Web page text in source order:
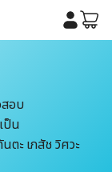
อบ
ป็น
ะ เภสัช วิศวะ